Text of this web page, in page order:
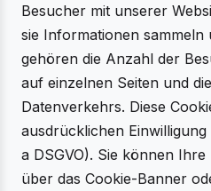
Besucher mit unserer
sie Informationen sammeln
gehören die Anzahl der
auf einzelnen Seiten und
Datenverkehrs. Diese
ausdrücklichen
a DSGVO). Sie können
über das Cookie-Banner